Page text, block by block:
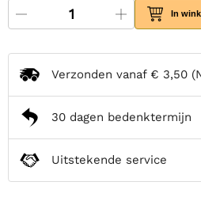
In
Verzonden vanaf € 3,50
30 dagen bedenktermijn
Uitstekende service